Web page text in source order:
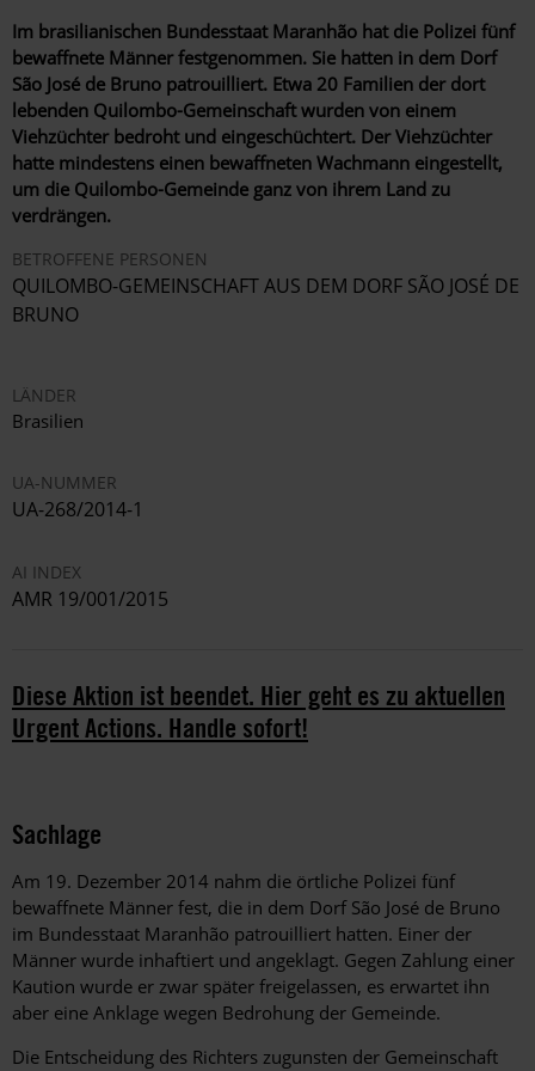
Im brasilianischen Bundesstaat Maranhão hat die Polizei fünf
bewaffnete Männer festgenommen. Sie hatten in dem Dorf
São José de Bruno patrouilliert. Etwa 20 Familien der dort
lebenden Quilombo-Gemeinschaft wurden von einem
Viehzüchter bedroht und eingeschüchtert. Der Viehzüchter
hatte mindestens einen bewaffneten Wachmann eingestellt,
um die Quilombo-Gemeinde ganz von ihrem Land zu
verdrängen.
BETROFFENE PERSONEN
QUILOMBO-GEMEINSCHAFT AUS DEM DORF SÃO JOSÉ DE
BRUNO
LÄNDER
Brasilien
UA-NUMMER
UA-268/2014-1
AI INDEX
AMR 19/001/2015
Diese Aktion ist beendet. Hier geht es zu aktuellen
Urgent Actions. Handle sofort!
Sachlage
Am 19. Dezember 2014 nahm die örtliche Polizei fünf
bewaffnete Männer fest, die in dem Dorf São José de Bruno
im Bundesstaat Maranhão patrouilliert hatten. Einer der
Männer wurde inhaftiert und angeklagt. Gegen Zahlung einer
Kaution wurde er zwar später freigelassen, es erwartet ihn
aber eine Anklage wegen Bedrohung der Gemeinde.
Die Entscheidung des Richters zugunsten der Gemeinschaft